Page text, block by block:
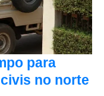
para
no norte